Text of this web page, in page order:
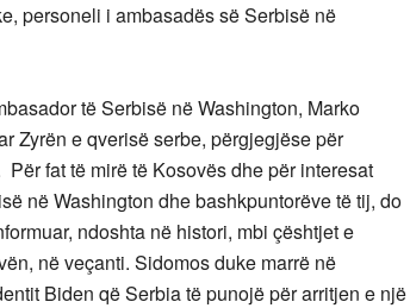
personeli i ambasadës së Serbisë në
të Serbisë në Washington, Marko
Zyrën e qverisë serbe, përgjegjëse për
fat të mirë të Kosovës dhe për interesat
në Washington dhe bashkpuntorëve të tij, do
ndoshta në histori, mbi çështjet e
në veçanti. Sidomos duke marrë në
Biden që Serbia të punojë për arritjen e një